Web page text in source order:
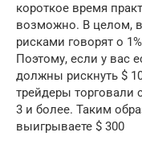
короткое время
возможно. В целом, в
рисками говорят о
Поэтому, если у вас
должны рискнуть $
трейдеры
3 и более. Таким
выигрываете $ 300